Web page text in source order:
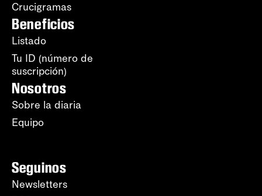
Crucigramas
Beneficios
Listado
Tu ID (número de
suscripción)
Nosotros
Sobre la diaria
Equipo
Seguinos
Newsletters